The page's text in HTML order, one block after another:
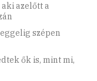
azelőtt a
szépen
ők is, mint mi,